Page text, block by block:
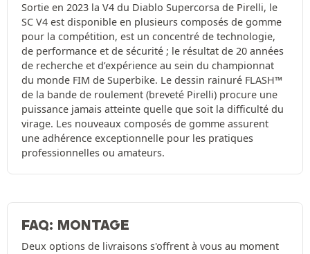
Sortie en 2023 la V4 du Diablo Supercorsa de Pirelli, le
SC V4 est disponible en plusieurs composés de gomme
pour la compétition, est un concentré de technologie,
de performance et de sécurité ; le résultat de 20 années
de recherche et d’expérience au sein du championnat
du monde FIM de Superbike. Le dessin rainuré FLASH™
de la bande de roulement (breveté Pirelli) procure une
puissance jamais atteinte quelle que soit la difficulté du
virage. Les nouveaux composés de gomme assurent
une adhérence exceptionnelle pour les pratiques
professionnelles ou amateurs.
FAQ: MONTAGE
Deux options de livraisons s'offrent à vous au moment